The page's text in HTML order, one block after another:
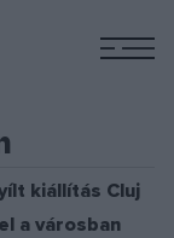
kiállítás Cluj
a városban